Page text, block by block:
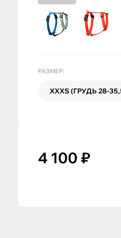
РАЗМЕР:
XXXS (ГРУДЬ 28-
4 100 ₽